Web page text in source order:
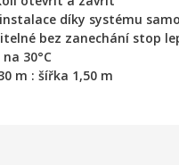
díky systému
bez zanechání stop
30°C
m : šířka 1,50 m